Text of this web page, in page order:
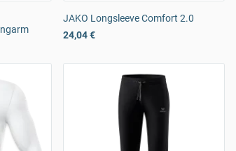
JAKO Longsleeve Comfort 2.0
24,04 €